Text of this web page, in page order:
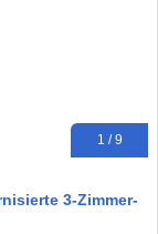
1 / 9
3-Zimmer-